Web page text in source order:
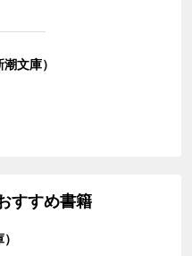
文庫）
すすめ書籍